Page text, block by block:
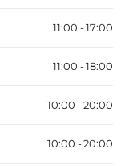
11:00 - 17:00
11:00 - 18:00
10:00 - 20:00
10:00 - 20:00